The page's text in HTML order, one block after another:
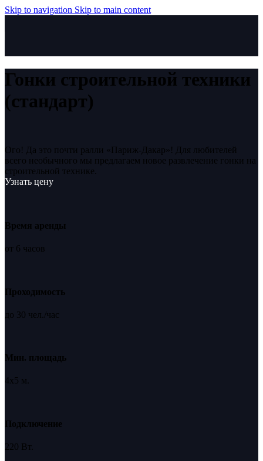
Skip to navigation Skip to main content
Гонки строительной техники
(стандарт)
Ого! Да это почти ралли «Париж-Дакар»! Для любителей
всего необычного мы предлагаем новое развлечение гонки на
строительной технике.
Узнать цену
Время аренды
от 6 часов
Проходимость
до 30 чел./час
Мин. площадь
4х5 м.
Подключение
220 Вт.